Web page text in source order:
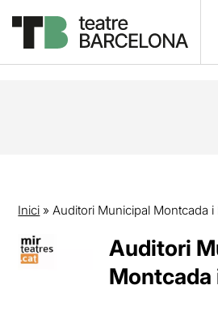
Inici »Auditori Municipal Montcada i
Auditori
Montcada